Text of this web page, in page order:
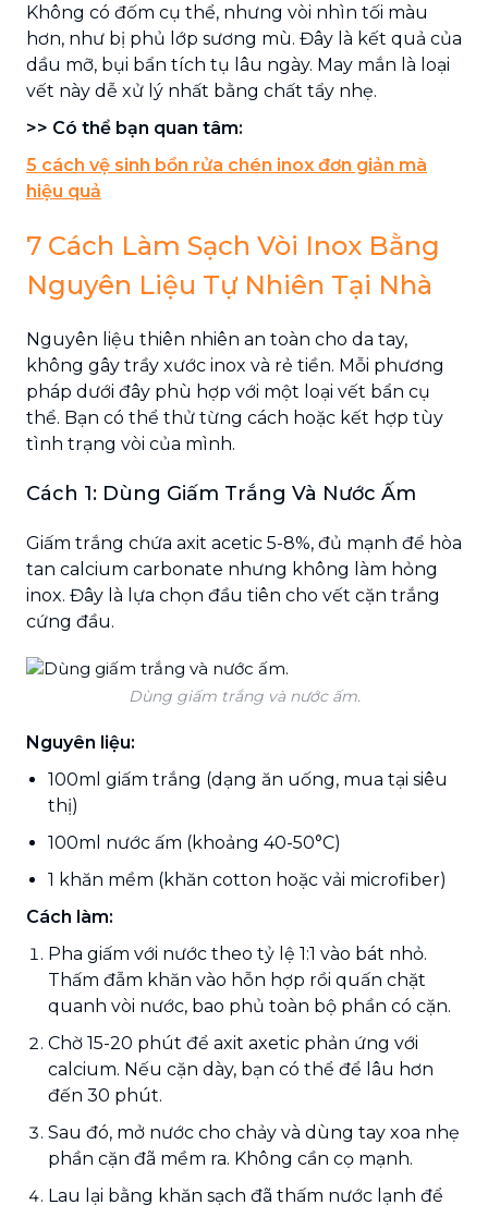
Không có đốm cụ thể, nhưng vòi nhìn tối màu
hơn, như bị phủ lớp sương mù. Đây là kết quả của
dầu mỡ, bụi bẩn tích tụ lâu ngày. May mắn là loại
vết này dễ xử lý nhất bằng chất tẩy nhẹ.
>> Có thể bạn quan tâm:
5 cách vệ sinh bồn rửa chén inox đơn giản mà
hiệu quả
7 Cách Làm Sạch Vòi Inox Bằng
Nguyên Liệu Tự Nhiên Tại Nhà
Nguyên liệu thiên nhiên an toàn cho da tay,
không gây trầy xước inox và rẻ tiền. Mỗi phương
pháp dưới đây phù hợp với một loại vết bẩn cụ
thể. Bạn có thể thử từng cách hoặc kết hợp tùy
tình trạng vòi của mình.
Cách 1: Dùng Giấm Trắng Và Nước Ấm
Giấm trắng chứa axit acetic 5-8%, đủ mạnh để hòa
tan calcium carbonate nhưng không làm hỏng
inox. Đây là lựa chọn đầu tiên cho vết cặn trắng
cứng đầu.
Dùng giấm trắng và nước ấm.
Nguyên liệu:
100ml giấm trắng (dạng ăn uống, mua tại siêu
thị)
100ml nước ấm (khoảng 40-50°C)
1 khăn mềm (khăn cotton hoặc vải microfiber)
Cách làm:
Pha giấm với nước theo tỷ lệ 1:1 vào bát nhỏ.
Thấm đẫm khăn vào hỗn hợp rồi quấn chặt
quanh vòi nước, bao phủ toàn bộ phần có cặn.
Chờ 15-20 phút để axit axetic phản ứng với
calcium. Nếu cặn dày, bạn có thể để lâu hơn
đến 30 phút.
Sau đó, mở nước cho chảy và dùng tay xoa nhẹ
phần cặn đã mềm ra. Không cần cọ mạnh.
Lau lại bằng khăn sạch đã thấm nước lạnh để